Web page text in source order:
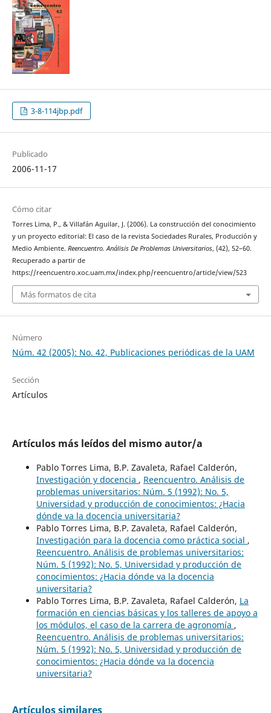
3-8-114jbp.pdf
Publicado
2006-11-17
Cómo citar
Torres Lima, P., & Villafán Aguilar, J. (2006). La construcción del conocimiento
y un proyecto editorial: El caso de la revista Sociedades Rurales, Producción y
Medio Ambiente. Reencuentro. Análisis De Problemas Universitarios, (42), 52–60.
Recuperado a partir de
https://reencuentro.xoc.uam.mx/index.php/reencuentro/article/view/523
Más formatos de cita
Número
Núm. 42 (2005): No. 42, Publicaciones periódicas de la UAM
Sección
Artículos
Artículos más leídos del mismo autor/a
Pablo Torres Lima, B.P. Zavaleta, Rafael Calderón,
Investigación y docencia , Reencuentro. Análisis de
problemas universitarios: Núm. 5 (1992): No. 5,
Universidad y producción de conocimientos: ¿Hacia
dónde va la docencia universitaria?
Pablo Torres Lima, B.P. Zavaleta, Rafael Calderón,
Investigación para la docencia como práctica social ,
Reencuentro. Análisis de problemas universitarios:
Núm. 5 (1992): No. 5, Universidad y producción de
conocimientos: ¿Hacia dónde va la docencia
universitaria?
Pablo Torres Lima, B.P. Zavaleta, Rafael Calderón, La
formación en ciencias básicas y los talleres de apoyo a
los módulos, el caso de la carrera de agronomía ,
Reencuentro. Análisis de problemas universitarios:
Núm. 5 (1992): No. 5, Universidad y producción de
conocimientos: ¿Hacia dónde va la docencia
universitaria?
Artículos similares